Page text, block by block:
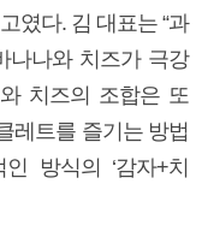
였다. 김 대표는 “과
나나와 치즈가 극강
치즈의 조합은 또
레트를 즐기는 방법
인 방식의 ‘감자+치